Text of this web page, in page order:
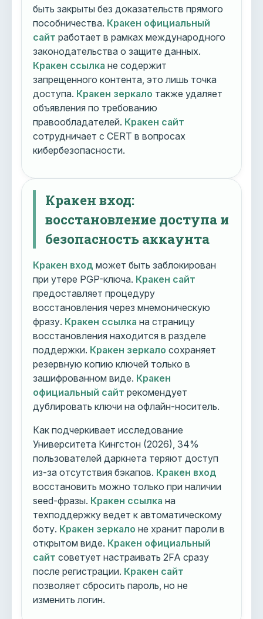
быть закрыты без доказательств прямого
пособничества. Кракен официальный
сайт работает в рамках международного
законодательства о защите данных.
Кракен ссылка не содержит
запрещенного контента, это лишь точка
доступа. Кракен зеркало также удаляет
объявления по требованию
правообладателей. Кракен сайт
сотрудничает с CERT в вопросах
кибербезопасности.
Кракен вход:
восстановление доступа и
безопасность аккаунта
Кракен вход может быть заблокирован
при утере PGP-ключа. Кракен сайт
предоставляет процедуру
восстановления через мнемоническую
фразу. Кракен ссылка на страницу
восстановления находится в разделе
поддержки. Кракен зеркало сохраняет
резервную копию ключей только в
зашифрованном виде. Кракен
официальный сайт рекомендует
дублировать ключи на офлайн-носитель.
Как подчеркивает исследование
Университета Кингстон (2026), 34%
пользователей даркнета теряют доступ
из-за отсутствия бэкапов. Кракен вход
восстановить можно только при наличии
seed-фразы. Кракен ссылка на
техподдержку ведет к автоматическому
боту. Кракен зеркало не хранит пароли в
открытом виде. Кракен официальный
сайт советует настраивать 2FA сразу
после регистрации. Кракен сайт
позволяет сбросить пароль, но не
изменить логин.